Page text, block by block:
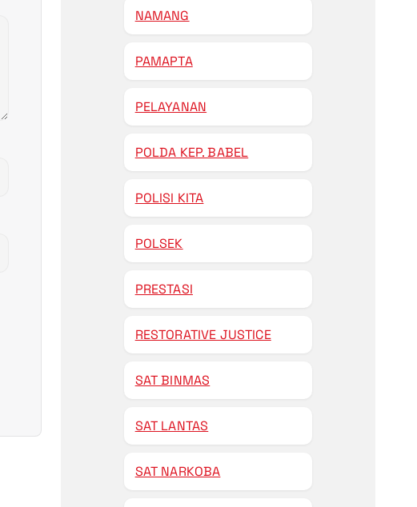
NAMANG
PAMAPTA
PELAYANAN
POLDA KEP. BABEL
POLISI KITA
POLSEK
PRESTASI
RESTORATIVE JUSTICE
SAT BINMAS
SAT LANTAS
SAT NARKOBA